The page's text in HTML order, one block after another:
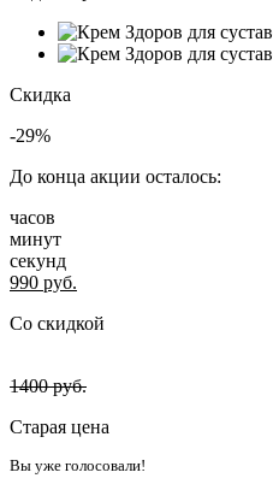
Скидка
-29%
До конца акции осталось:
часов
минут
секунд
990 руб.
Со скидкой
1400руб.
Старая цена
Вы уже голосовали!